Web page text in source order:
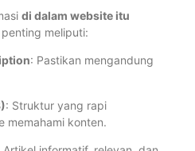
di dalam website itu
meliputi:
: Pastikan mengandung
: Struktur yang rapi
memahami konten.